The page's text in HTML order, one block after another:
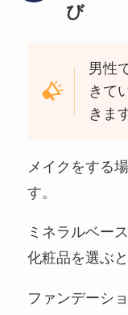
び
男性
きて
きま
メイクをする
す。
ミネラルベー
化粧品を選ぶ
ファンデーシ